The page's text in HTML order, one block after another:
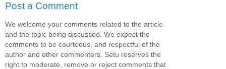
Post a Comment
We welcome your comments related to the article
and the topic being discussed. We expect the
comments to be courteous, and respectful of the
author and other commenters. Setu reserves the
right to moderate, remove or reject comments that